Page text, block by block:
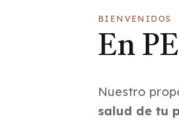
BIENVENIDOS
En
Nuestro
salud de tu